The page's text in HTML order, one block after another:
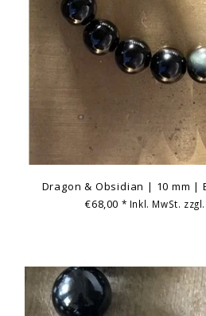
Dragon & Obsidian | 10 mm |
€68,00 * Inkl. MwSt. zzgl.